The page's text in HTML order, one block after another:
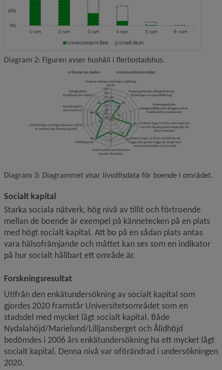
Diagram 2: Figuren avser hushåll i flerbostadshus.
Diagram 3: Diagrammet visar livsstilsdata för boende i området.
Socialt kapital
Starka sociala nätverk, hög nivå av tillit och förtroende
mellan de boende är exempel på kännetecken på en plats
med högt socialt kapital. Att bo på en sådan plats antas
vara hälsofrämjande och måttet kan ses som en indikator
på hur socialt hållbart ett område är.
Forskningsresultat
Utifrån den enkätundersökning av socialt kapital som
gjordes 2020 framstår Universitets­området som en
stadsdel med mycket lågt socialt kapital. Både
Nydalahöjd/Marielund/Lilljansberget och Ålidhöjd
bedömdes i 2006 års enkätundersökning ha ett mycket lågt
socialt kapital. Denna nivå var oförändrad i undersökningen
2020.